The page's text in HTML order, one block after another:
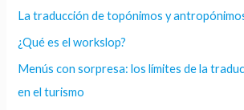
La traducción de topónimos y
¿Qué es el workslop?
Menús con sorpresa: los límites de la
en el turismo